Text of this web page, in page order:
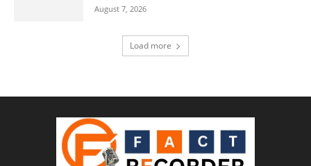
August 7, 2026
Load more